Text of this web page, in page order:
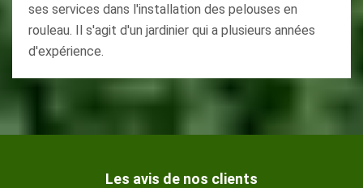
ses services dans l'installation des pelouses en
rouleau. Il s'agit d'un jardinier qui a plusieurs années
d'expérience.
Les avis de nos clients